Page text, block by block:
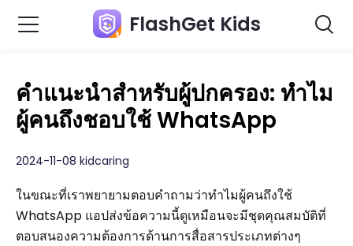
FlashGet Kids
คำแนะนำสำหรับผู้ปกครอง: ทำไม
ผู้คนถึงชอบใช้ WhatsApp
2024-11-08 kidcaring
ในขณะที่เราพยายามตอบคำถามว่าทำไมผู้คนถึงใช้
WhatsApp แอปส่งข้อความนี้ดูเหมือนจะมีชุดคุณสมบัติที่
ตอบสนองความต้องการด้านการสื่อสารประเภทต่างๆ